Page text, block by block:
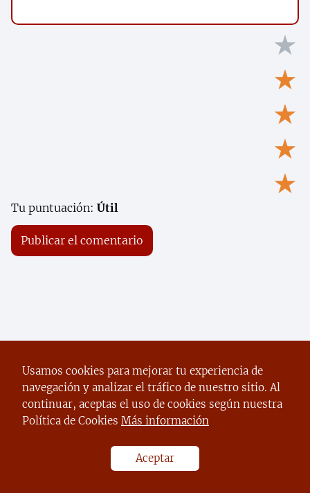
★
★
★
★
★
Tu puntuación: Útil
Descubre el secreto para apoyar a tus
Usamos cookies para mejorar tu experiencia de
navegación y analizar el tráfico de nuestro sitio. Al
continuar, aceptas el uso de cookies según nuestra
Política de Cookies Más información
Aceptar